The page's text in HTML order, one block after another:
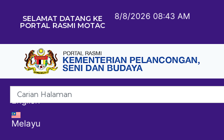
SELAMAT DATANG KE
PORTAL RASMI MOTAC
8/8/2026 08:43 AM
English
Melayu